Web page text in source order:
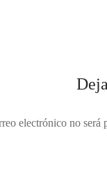
electrónico no será